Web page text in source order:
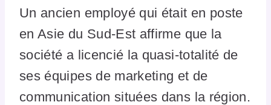
Un ancien employé qui était en poste
en Asie du Sud-Est affirme que la
société a licencié la quasi-totalité de
ses équipes de marketing et de
communication situées dans la région.